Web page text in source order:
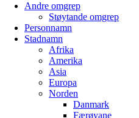
Andre omgrep
Støytande omgrep
Personnamn
Stadnamn
Afrika
Amerika
Asia
Europa
Norden
Danmark
Færøyane